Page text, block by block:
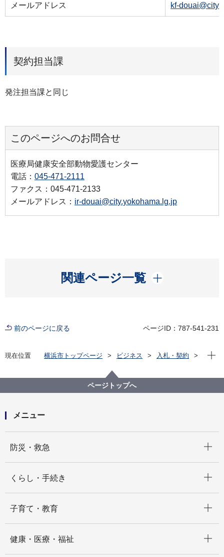
メールアドレス kf-
契約担当課
発注担当課と同じ
このページへのお問合せ
医療局健康安全部動物愛護センター
電話： 045-471-2111
ファクス：045-471-2133
メールアドレス： ir-douai@city.yokohama.lg.jp
関連ページ一覧
開く
前のページに戻る ページID：787-541-231
現在位置 横浜市トップページ ビジネス
入札・契約
【入札結果掲載】【公募型指名競争⼊札】令和４年度
動物愛護センター飼養管理等業務委託
現在
ページトップへ
メニュー
防災・救急
くらし・手続き
子育て・教育
健康・医療・福祉